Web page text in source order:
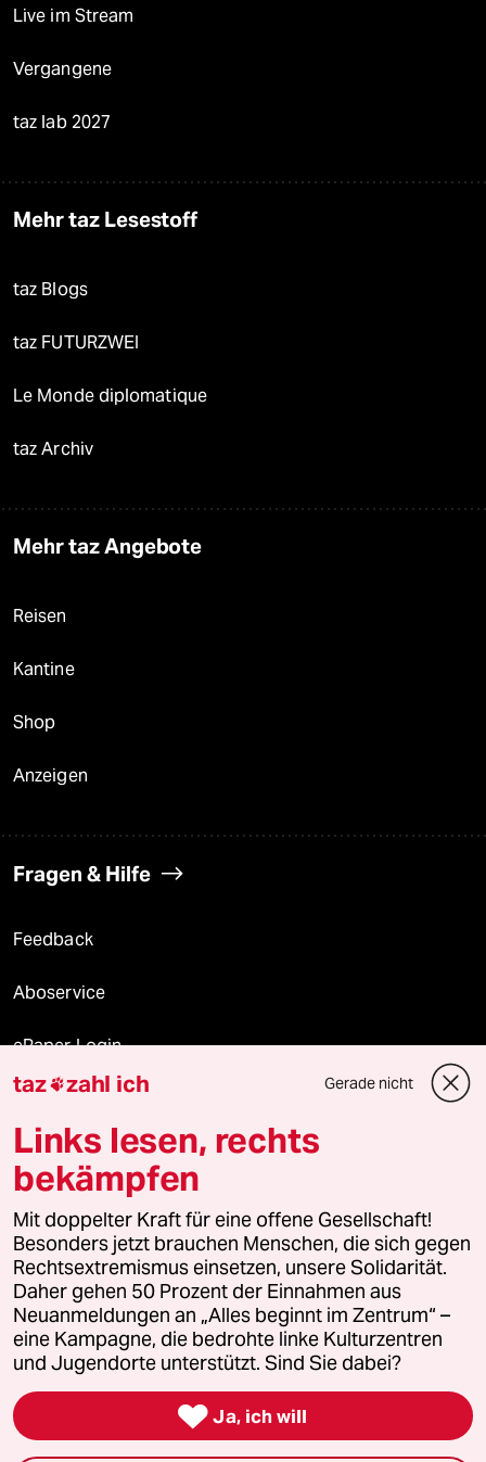
Live im Stream
Vergangene
taz lab 2027
Mehr taz Lesestoff
taz Blogs
taz FUTURZWEI
Le Monde diplomatique
taz Archiv
Mehr taz Angebote
Reisen
Kantine
Shop
Anzeigen
Fragen & Hilfe
Feedback
Aboservice
ePaper Login
Downloads für Abonnierende
© 2026 taz Verlags und Vertriebs GmbH
Alle Rechte vorbehalten. Bei rechtlichen Fragen oder für Genehmigungen
wenden Sie sich bitte an lizenzen@taz.de
Feedback Redaktionsstatut Kommune-Richtlinien
Leitlinie Informant Datenschutz Impressum AGB
Seitenwende Einwilligungen widerrufen (Ads)
taz zahl ich Gerade nicht
Links lesen, rechts
bekämpfen
Mit doppelter Kraft für eine offene Gesellschaft!
Besonders jetzt brauchen Menschen, die sich gegen
Rechtsextremismus einsetzen, unsere Solidarität.
Daher gehen 50 Prozent der Einnahmen aus
Neuanmeldungen an „Alles beginnt im Zentrum“ –
eine Kampagne, die bedrohte linke Kulturzentren
und Jugendorte unterstützt. Sind Sie dabei?
 Ja, ich will